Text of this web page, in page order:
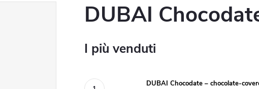
DUBAI
I più venduti
DUBAI Chocodate – chocolate-